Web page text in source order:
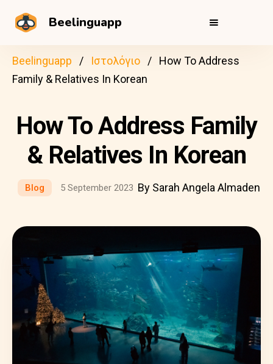
Beelinguapp
Beelinguapp Ιστολόγιο
How To Address
Family & Relatives In Korean
How To Address Family
& Relatives In Korean
Blog 5 September 2023 By Sarah Angela Almaden